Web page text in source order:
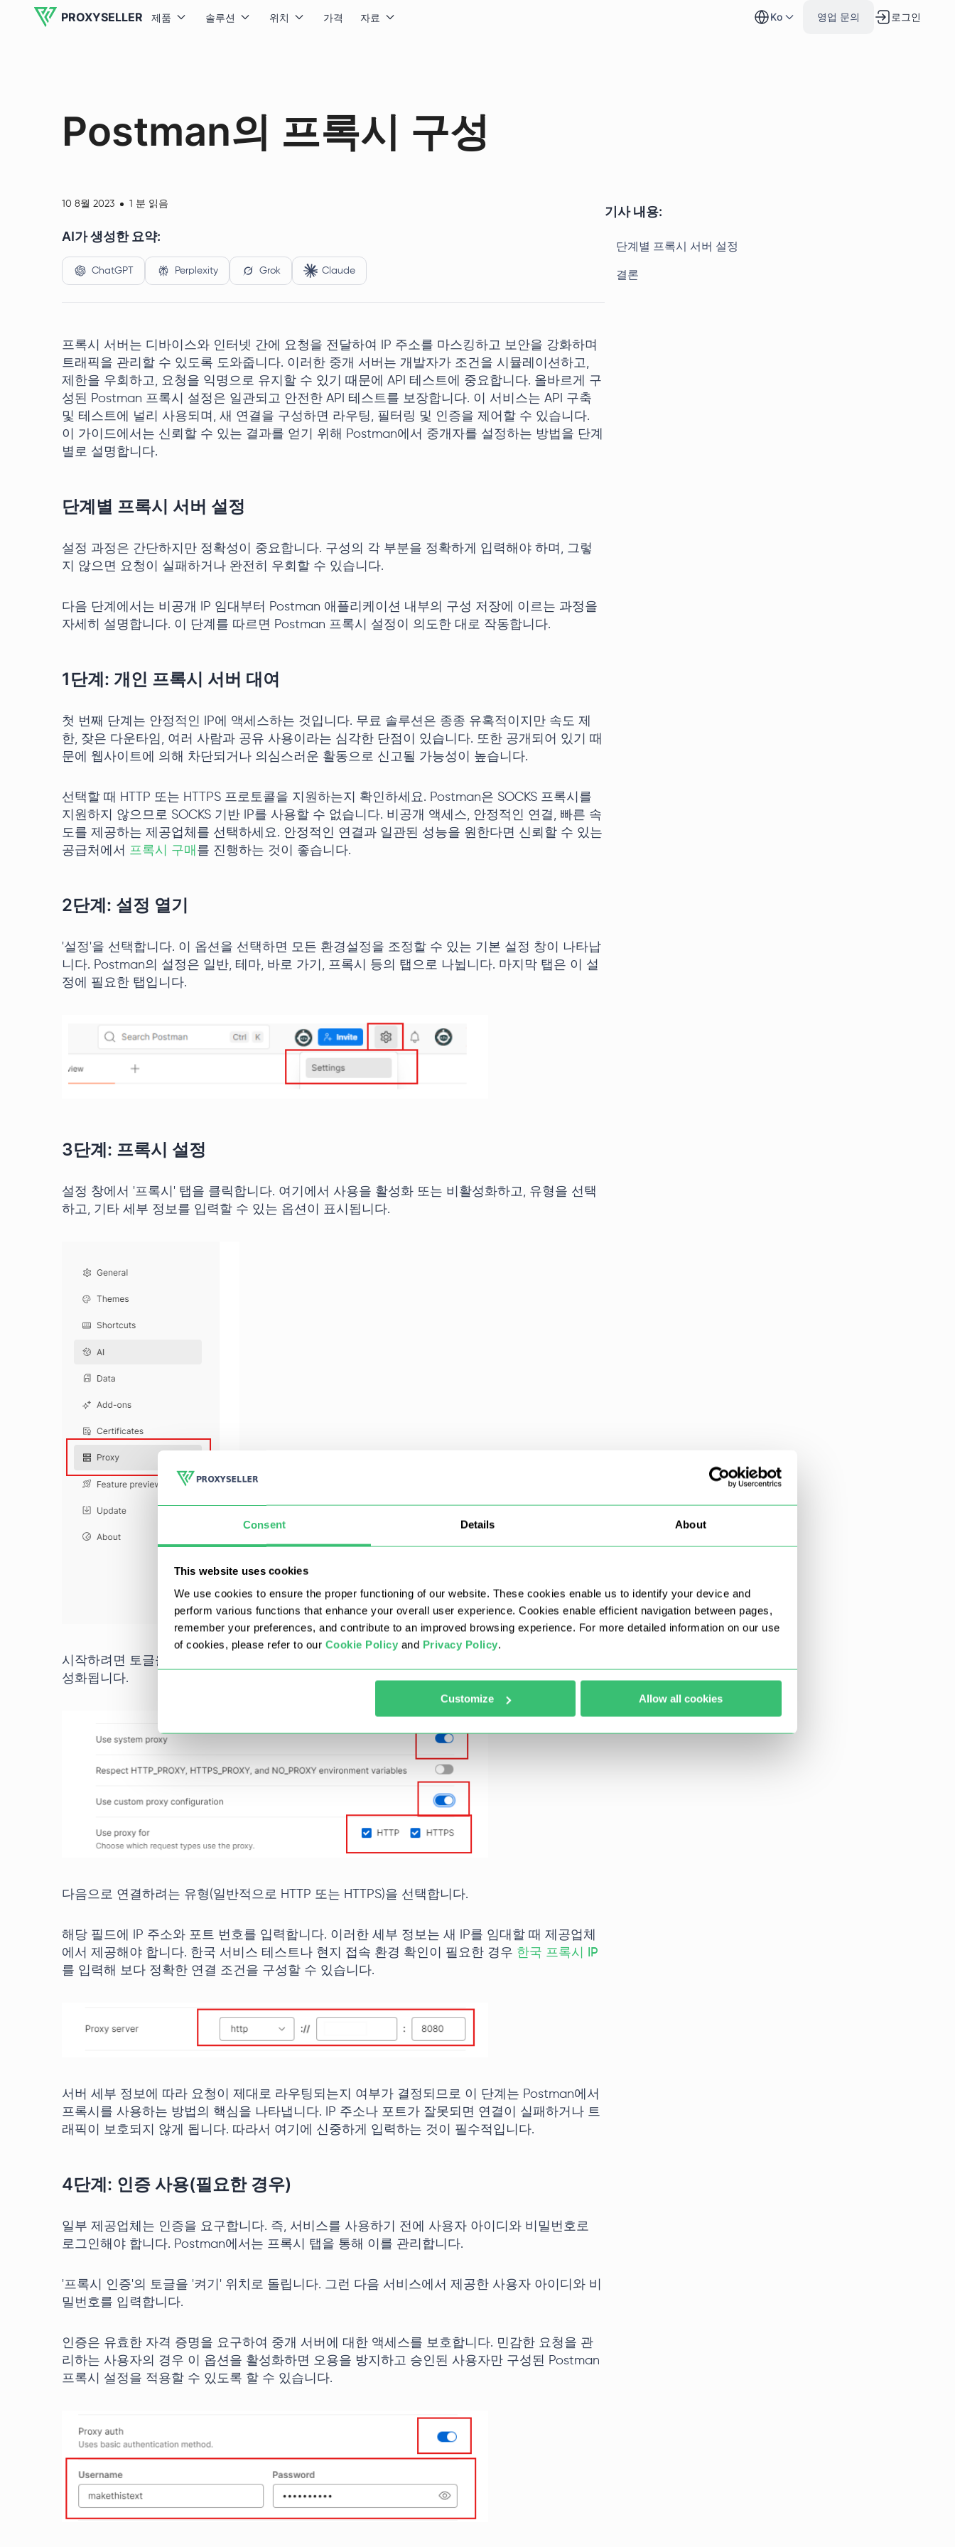
Consent Details About
This website uses cookies
We use cookies to ensure the proper functioning of our website. These cookies enable us to identify your device and
perform various functions that enhance your overall user experience. Cookies enable efficient navigation between pages,
remember your preferences, and contribute to an improved browsing experience. For more detailed information on our use
of cookies, please refer to our Cookie Policy and Privacy Policy.
Customize Allow all cookies
PROXYSELLER 제품 솔루션 위치 가격 자료 ko 영업 문의 로그인
Postman의 프록시 구성
10 8월 2023 1 분 읽음
AI가 생성한 요약:
ChatGPT Perplexity Grok Claude
프록시 서버는 디바이스와 인터넷 간에 요청을 전달하여 IP 주소를 마스킹하고 보안을 강화하며
트래픽을 관리할 수 있도록 도와줍니다. 이러한 중개 서버는 개발자가 조건을 시뮬레이션하고,
제한을 우회하고, 요청을 익명으로 유지할 수 있기 때문에 API 테스트에 중요합니다. 올바르게 구
성된 Postman 프록시 설정은 일관되고 안전한 API 테스트를 보장합니다. 이 서비스는 API 구축
및 테스트에 널리 사용되며, 새 연결을 구성하면 라우팅, 필터링 및 인증을 제어할 수 있습니다.
이 가이드에서는 신뢰할 수 있는 결과를 얻기 위해 Postman에서 중개자를 설정하는 방법을 단계
별로 설명합니다.
단계별 프록시 서버 설정
설정 과정은 간단하지만 정확성이 중요합니다. 구성의 각 부분을 정확하게 입력해야 하며, 그렇
지 않으면 요청이 실패하거나 완전히 우회할 수 있습니다.
다음 단계에서는 비공개 IP 임대부터 Postman 애플리케이션 내부의 구성 저장에 이르는 과정을
자세히 설명합니다. 이 단계를 따르면 Postman 프록시 설정이 의도한 대로 작동합니다.
1단계: 개인 프록시 서버 대여
첫 번째 단계는 안정적인 IP에 액세스하는 것입니다. 무료 솔루션은 종종 유혹적이지만 속도 제
한, 잦은 다운타임, 여러 사람과 공유 사용이라는 심각한 단점이 있습니다. 또한 공개되어 있기 때
문에 웹사이트에 의해 차단되거나 의심스러운 활동으로 신고될 가능성이 높습니다.
선택할 때 HTTP 또는 HTTPS 프로토콜을 지원하는지 확인하세요. Postman은 SOCKS 프록시를
지원하지 않으므로 SOCKS 기반 IP를 사용할 수 없습니다. 비공개 액세스, 안정적인 연결, 빠른 속
도를 제공하는 제공업체를 선택하세요. 안정적인 연결과 일관된 성능을 원한다면 신뢰할 수 있는
공급처에서 프록시 구매 를 진행하는 것이 좋습니다.
2단계: 설정 열기
'설정'을 선택합니다. 이 옵션을 선택하면 모든 환경설정을 조정할 수 있는 기본 설정 창이 나타납
니다. Postman의 설정은 일반, 테마, 바로 가기, 프록시 등의 탭으로 나뉩니다. 마지막 탭은 이 설
정에 필요한 탭입니다.
3단계: 프록시 설정
설정 창에서 '프록시' 탭을 클릭합니다. 여기에서 사용을 활성화 또는 비활성화하고, 유형을 선택
하고, 기타 세부 정보를 입력할 수 있는 옵션이 표시됩니다.
시작하려면 토글을 '켜기' 위치로 전환합니다. 이렇게 하면 향후 모든 요청에 대해 새 IP 사용이 활
성화됩니다.
다음으로 연결하려는 유형(일반적으로 HTTP 또는 HTTPS)을 선택합니다.
해당 필드에 IP 주소와 포트 번호를 입력합니다. 이러한 세부 정보는 새 IP를 임대할 때 제공업체
에서 제공해야 합니다. 한국 서비스 테스트나 현지 접속 환경 확인이 필요한 경우 한국 프록시 IP
를 입력해 보다 정확한 연결 조건을 구성할 수 있습니다.
서버 세부 정보에 따라 요청이 제대로 라우팅되는지 여부가 결정되므로 이 단계는 Postman에서
프록시를 사용하는 방법의 핵심을 나타냅니다. IP 주소나 포트가 잘못되면 연결이 실패하거나 트
래픽이 보호되지 않게 됩니다. 따라서 여기에 신중하게 입력하는 것이 필수적입니다.
4단계: 인증 사용(필요한 경우)
일부 제공업체는 인증을 요구합니다. 즉, 서비스를 사용하기 전에 사용자 아이디와 비밀번호로
로그인해야 합니다. Postman에서는 프록시 탭을 통해 이를 관리합니다.
'프록시 인증'의 토글을 '켜기' 위치로 돌립니다. 그런 다음 서비스에서 제공한 사용자 아이디와 비
밀번호를 입력합니다.
인증은 유효한 자격 증명을 요구하여 중개 서버에 대한 액세스를 보호합니다. 민감한 요청을 관
리하는 사용자의 경우 이 옵션을 활성화하면 오용을 방지하고 승인된 사용자만 구성된 Postman
프록시 설정을 적용할 수 있도록 할 수 있습니다.
기사 내용:
단계별 프록시 서버 설정
결론